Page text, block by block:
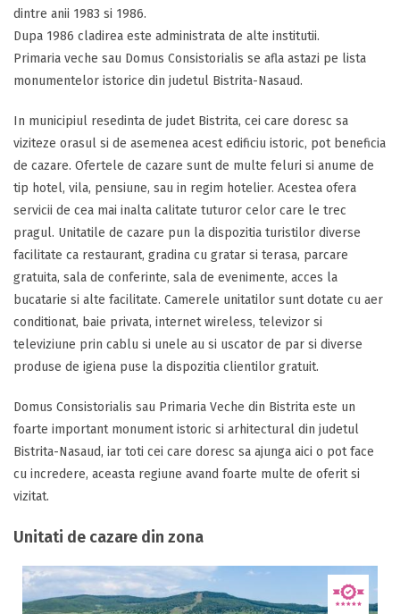
dintre anii 1983 si 1986.
Dupa 1986 cladirea este administrata de alte institutii.
Primaria veche sau Domus Consistorialis se afla astazi pe lista
monumentelor istorice din judetul Bistrita-Nasaud.
In municipiul resedinta de judet Bistrita, cei care doresc sa
viziteze orasul si de asemenea acest edificiu istoric, pot beneficia
de cazare. Ofertele de cazare sunt de multe feluri si anume de
tip hotel, vila, pensiune, sau in regim hotelier. Acestea ofera
servicii de cea mai inalta calitate tuturor celor care le trec
pragul. Unitatile de cazare pun la dispozitia turistilor diverse
facilitate ca restaurant, gradina cu gratar si terasa, parcare
gratuita, sala de conferinte, sala de evenimente, acces la
bucatarie si alte facilitate. Camerele unitatilor sunt dotate cu aer
conditionat, baie privata, internet wireless, televizor si
televiziune prin cablu si unele au si uscator de par si diverse
produse de igiena puse la dispozitia clientilor gratuit.
Domus Consistorialis sau Primaria Veche din Bistrita este un
foarte important monument istoric si arhitectural din judetul
Bistrita-Nasaud, iar toti cei care doresc sa ajunga aici o pot face
cu incredere, aceasta regiune avand foarte multe de oferit si
vizitat.
Unitati de cazare din zona